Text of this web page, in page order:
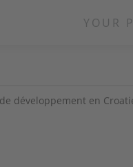
YOUR
développement en